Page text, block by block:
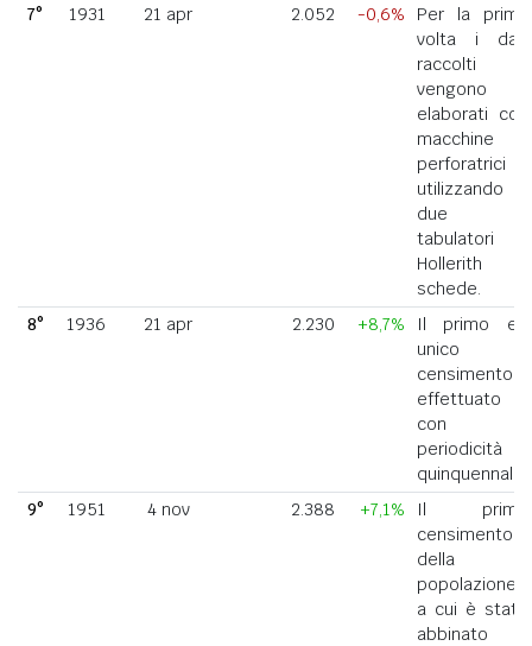
7°
1931 21 apr 2.052 -0,6%
Per la prima
volta i dati
raccolti
vengono
elaborati con
macchine
perforatrici
utilizzando
due
tabulatori
Hollerith a
schede.
8°
1936 21 apr 2.230 +8,7%
Il primo ed
unico
censimento
effettuato
con
periodicità
quinquennale.
9°
1951 4 nov 2.388 +7,1%
Il primo
censimento
della
popolazione
a cui è stato
abbinato